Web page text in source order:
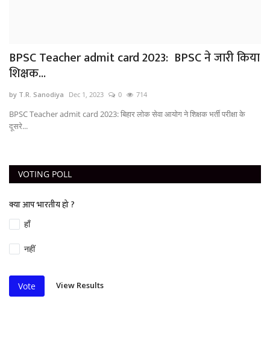
BPSC Teacher admit card 2023: BPSC ने जारी किया
शिक्षक...
by T.R. Sanodiya Dec 1, 2023 0 714
BPSC Teacher admit card 2023: बिहार लोक सेवा आयोग ने शिक्षक भर्ती परीक्षा के
दूसरे...
VOTING POLL
क्या आप भारतीय हो ?
हाँ
नहीं
Vote View Results